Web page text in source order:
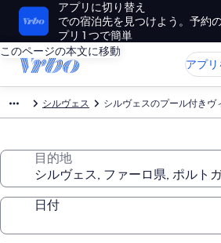
アプリに切り替え
での宿泊先を見つけよう。予約
プリ 1 つで簡単
このページの本文に移動
アプ
シルヴェス シルヴェスのプール付きヴ
目的地
日付